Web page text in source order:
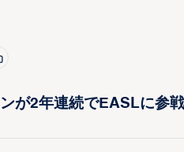
が2年連続でEASLに参